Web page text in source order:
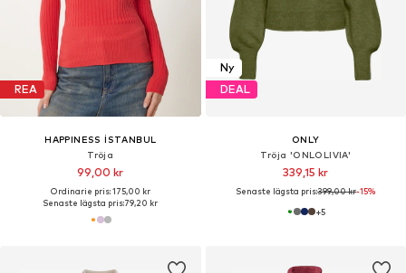
REA
HAPPINESS İSTANBUL
Tröja
99,00 kr
Ordinarie pris: 175,00 kr
Senaste lägsta pris:79,20 kr
Ny
DEAL
ONLY
Tröja 'ONLOLIVIA'
339,15 kr
Senaste lägsta pris:399,00 kr-15%
+5